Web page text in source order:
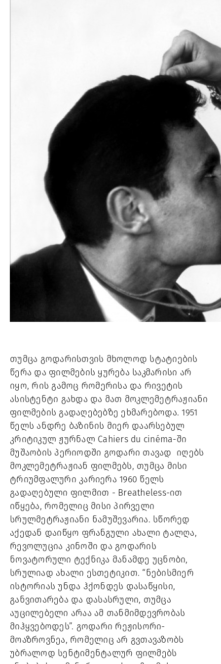
თუმცა გოდარისთვის მხოლოდ სტატიების
წერა და ფილმების ყურება საკმარისი არ
იყო, რის გამოც რომერისა და რივეტის
ასისტენტი გახდა და მათ მოკლემეტრაჟიანი
ფილმების გადაღებებზე ეხმარებოდა. 1951
წელს ანდრე ბაზინის მიერ დაარსებულ
კრიტიკულ ჟურნალ Cahiers du cinéma-ში
მუშაობის პერიოდში გოდარი თავად იღებს
მოკლემეტრაჟიან ფილმებს, თუმცა მისი
ტრიუმფალური კარიერა 1960 წელს
გადაღებული ფილმით - Breatheless-ით
იწყება, რომელიც მისი პირველი
სრულმეტრაჟიანი ნამუშევარია. სწორედ
აქედან დაიწყო ფრანგული ახალი ტალღა,
რევოლუცია კინოში და გოდარის
ნოვატორული ტექნიკა მანამდე უცნობი,
სრულიად ახალი ესთეტიკით. “ნებისმიერ
ისტორიას უნდა ჰქონდეს დასაწყისი,
განვითარება და დასასრული, თუმცა
აუცილებელი არაა ამ თანმიმდევრობას
მიჰყვებოდეს”. გოდარი რეჟისორი-
მოაზროვნეა, რომელიც არ გვთავაზობს
უბრალოდ სენტიმენტალურ ფილმებს